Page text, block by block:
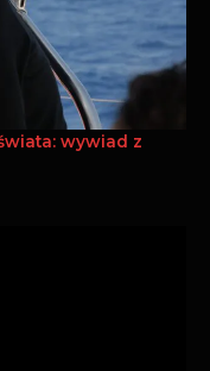
świata: wywiad z